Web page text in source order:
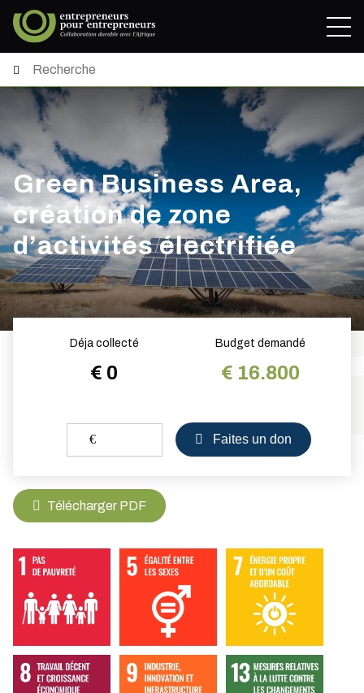
Green Business Area,
création de zone
d’activités électrifiée
Déja collecté
€ 0
Budget demandé
€ 16.800
€ Faites un don
Télécharger PDF